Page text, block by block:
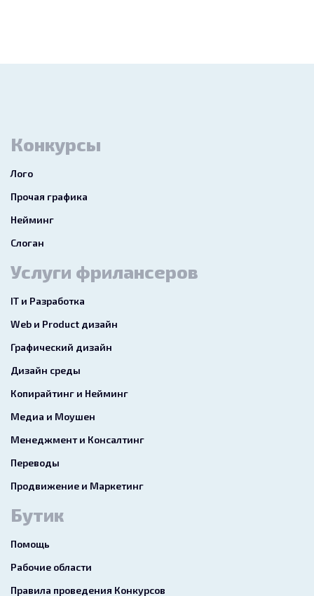
Конкурсы
Лого
Прочая графика
Нейминг
Слоган
Услуги фрилансеров
IT и Разработка
Web и Product дизайн
Графический дизайн
Дизайн среды
Копирайтинг и Нейминг
Медиа и Моушен
Менеджмент и Консалтинг
Переводы
Продвижение и Маркетинг
Бутик
Помощь
Рабочие области
Правила проведения Конкурсов